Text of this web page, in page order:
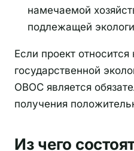
намечаемой
подлежащей
Если проект относится
государственной
ОВОС является
получения
Из чего